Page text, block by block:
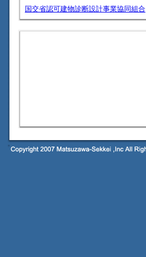
国交省認可建物診断設計事業協同組合